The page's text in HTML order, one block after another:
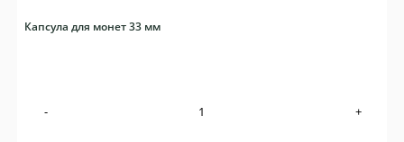
Капсула для монет 33 мм
- +